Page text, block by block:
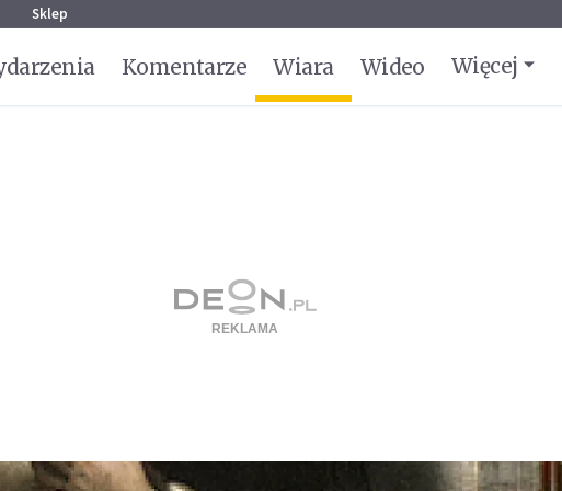
Sklep
Komentarze Wiara Wideo Więcej